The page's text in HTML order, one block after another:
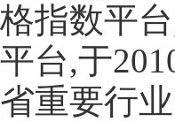
格指数平
平台,于
省重要行